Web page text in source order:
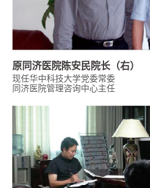
原同济医院陈安民院长（右）
现任华中科技大学党委常委
同济医院管理咨询中心主任